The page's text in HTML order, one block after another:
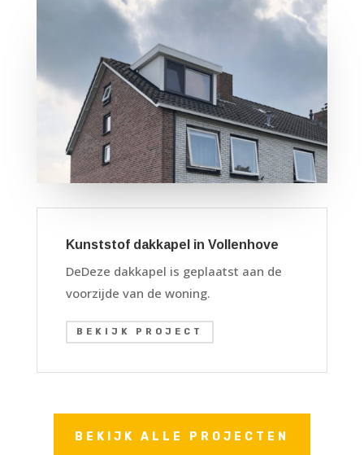
Kunststof dakkapel in Vollenhove
DeDeze dakkapel is geplaatst aan de
voorzijde van de woning.
BEKIJK PROJECT
BEKIJK ALLE PROJECTEN